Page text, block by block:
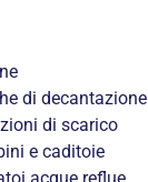
di decantazione
di scarico
e caditoie